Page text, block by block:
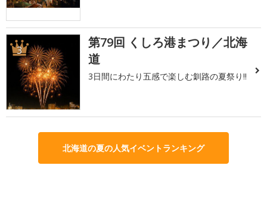
3
第79回 くしろ港まつり／北海
道
3日間にわたり五感で楽しむ釧路の夏祭り!!
北海道の夏の人気イベントランキング